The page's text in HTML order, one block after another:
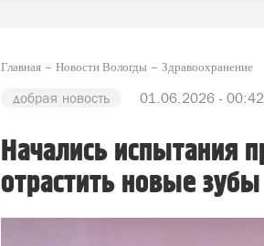
Главная Новости Вологды Здравоохранение
добрая новость 01.06.2026 - 00:42
Начались испытания
отрастить новые